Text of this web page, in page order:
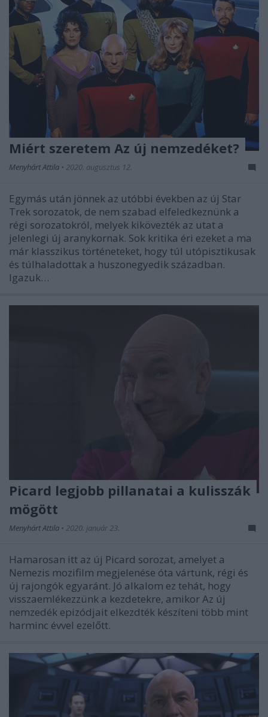
Miért szeretem Az új nemzedéket?
Menyhárt Attila • 2020. augusztus 12.
Egymás után jönnek az utóbbi években az új Star
Trek sorozatok, de nem szabad elfeledkeznünk a
régi sorozatokról, melyek kikövezték az utat a
jelenlegi új aranykornak. Sok kritika éri ezeket a ma
már klasszikus történeteket, hogy túl utópisztikusak
és túlhaladottak a huszonegyedik században.
Igazuk…
Picard legjobb pillanatai a kulisszák
mögött
Menyhárt Attila • 2020. január 23.
Hamarosan itt az új Picard sorozat, amelyet a
Nemezis mozifilm megjelenése óta vártunk, régi és
új rajongók egyaránt. Jó alkalom ez tehát, hogy
visszaemlékezzünk a kezdetekre, amikor Az új
nemzedék epizódjait elkezdték készíteni több mint
harminc évvel ezelőtt.